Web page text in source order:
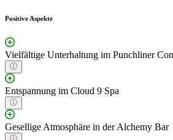
Positive Aspekte
Vielfältige Unterhaltung im Punchliner
Entspannung im Cloud 9 Spa
Gesellige Atmosphäre in der Alchemy Bar